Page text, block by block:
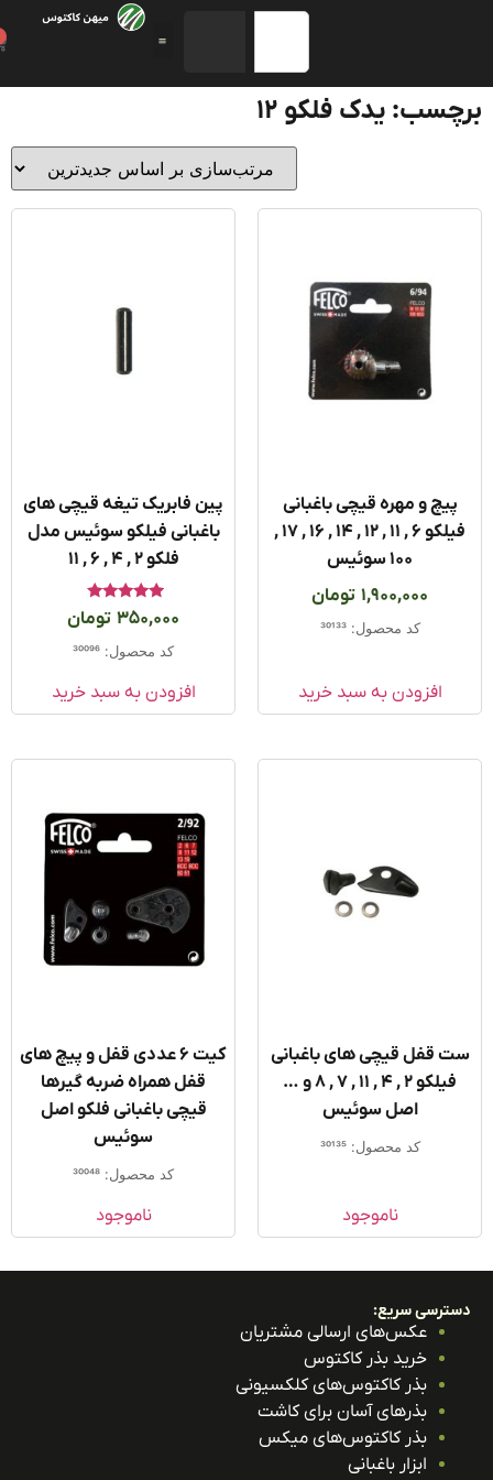
یدک فلکو 12
پیچ و مهره قیچی باغبانی
فیلکو 6 , 11 , 12 , ۱4 , ۱6 , 17 ,
1,900,000 تومان
کد محصول: 30133
افزودن به سبد خرید
پین فابریک تیغه قیچی های
باغبانی فیلکو سوئیس مدل
5.00
350,000 تومان
کد محصول: 30096
افزودن به سبد خرید
قفل قیچی های باغبانی
فیلکو 2 , 4 , 11 , 7 , 8 و …
اصل سوئیس
کد محصول: 30135
ناموجود
کیت ۶ عددی قفل و پیچ های
قفل همراه ضربه گیرها
قیچی باغبانی فلکو اصل
سوئیس
کد محصول: 30048
ناموجود
سریع:
عکس‌های ارسالی مشتریان
خرید بذر کاکتوس
بذر کاکتوس‌های کلکسیونی
بذرهای آسان برای کاشت
بذر کاکتوس‌های میکس
ابزار باغبانی